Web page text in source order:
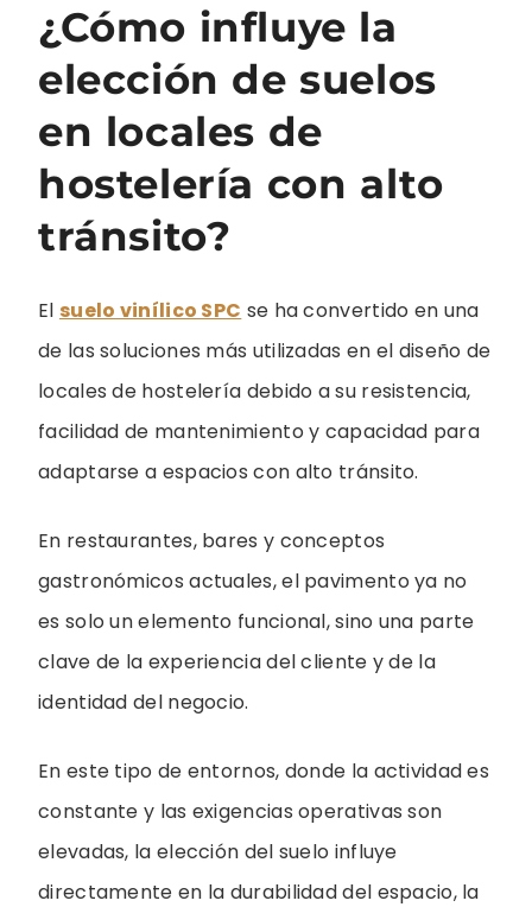
¿Cómo influye la
elección de suelos
en locales de
hostelería con alto
tránsito?
El suelo vinílico SPC se ha convertido en una
de las soluciones más utilizadas en el diseño de
locales de hostelería debido a su resistencia,
facilidad de mantenimiento y capacidad para
adaptarse a espacios con alto tránsito.
En restaurantes, bares y conceptos
gastronómicos actuales, el pavimento ya no
es solo un elemento funcional, sino una parte
clave de la experiencia del cliente y de la
identidad del negocio.
En este tipo de entornos, donde la actividad es
constante y las exigencias operativas son
elevadas, la elección del suelo influye
directamente en la durabilidad del espacio, la